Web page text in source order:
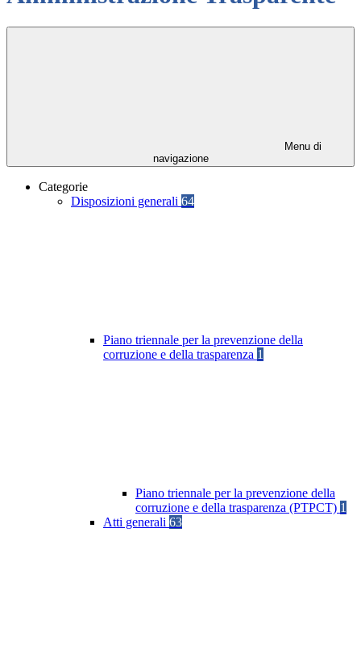
Menu di
navigazione
Categorie
Disposizioni generali 64
Piano triennale per la prevenzione della
corruzione e della trasparenza 1
Piano triennale per la prevenzione della
corruzione e della trasparenza (PTPCT) 1
Atti generali 63